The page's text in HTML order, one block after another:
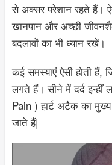
से अक्सर परेशान रहते हैं।
खानपान और अच्छी
बदलावों का भी ध्यान रखें।
कई समस्याएं ऐसी होती हैं,
लगते हैं। सीने में दर्द इन्हीं
Pain ) हार्ट अटैक का
जाते हैं|